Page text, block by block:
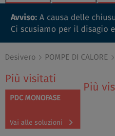
Avviso: A causa delle
Ci scusiamo per il disagio
Desivero POMPE DI CALORE
Più visitati
PDC MONOFASE
Vai alle soluzioni
Più